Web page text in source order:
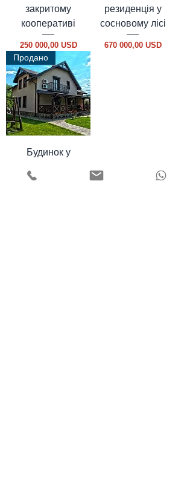
закритому
кооперативі
Ціна
250 000,00 USD
резиденція у
сосновому лісі
Ціна
670 000,00 USD
Продано
Будинок у